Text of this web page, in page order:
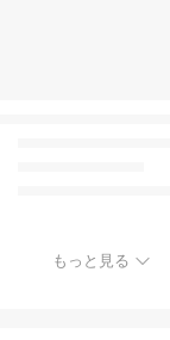
もっと見る